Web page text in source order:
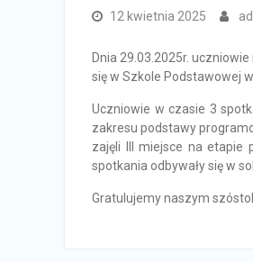
12 kwietnia 2025
Dnia 29.03.2025r.
się w Szkole Podstawowej
Uczniowie w czasie 3
zakresu podstawy
zajęli III miejsce na etapie
spotkania odbywały się w
Gratulujemy naszym